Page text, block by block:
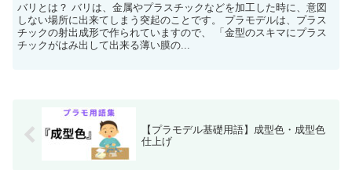
バリとは？ バリは、金属やプラスチックなどを加工した時に、意図
しない場所に出来てしまう突起のことです。 プラモデルは、プラス
チックの射出成形で作られていますので、 「金型のスキマにプラス
チックがはみ出して出来る薄い膜の...
【プラモデル基礎用語】成型色・成型色
仕上げ